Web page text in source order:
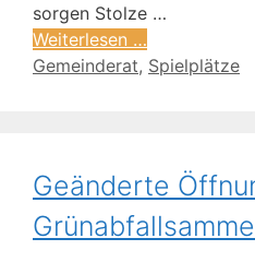
sorgen Stolze …
Weiterlesen …
Gemeinderat, Spielplätze
Geänderte